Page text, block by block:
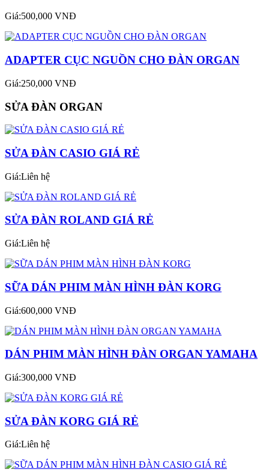
Giá:500,000 VNĐ
ADAPTER CỤC NGUỒN CHO ĐÀN ORGAN
Giá:250,000 VNĐ
SỬA ĐÀN ORGAN
SỬA ĐÀN CASIO GIÁ RẺ
Giá:Liên hệ
SỬA ĐÀN ROLAND GIÁ RẺ
Giá:Liên hệ
SỮA DÁN PHIM MÀN HÌNH ĐÀN KORG
Giá:600,000 VNĐ
DÁN PHIM MÀN HÌNH ĐÀN ORGAN YAMAHA
Giá:300,000 VNĐ
SỬA ĐÀN KORG GIÁ RẺ
Giá:Liên hệ